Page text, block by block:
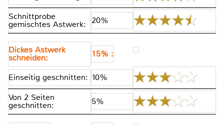
Schnittprobe
gemischtes Astwerk: 20%
Dickes Astwerk
schneiden: 15% :
Einseitig geschnitten: 10%
Von 2 Seiten
geschnitten: 5%